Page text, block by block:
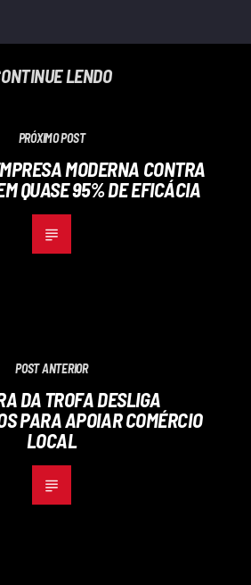
LENDO
PRÓXIMO POST
MODERNA CONTRA
QUASE 95% DE EFICÁCIA
POST ANTERIOR
DA TROFA DESLIGA
PARA APOIAR COMÉRCIO
LOCAL